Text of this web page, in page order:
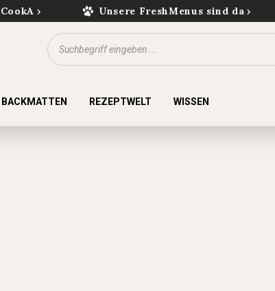
Unsere FreshMenus sind da
BACKMATTEN REZEPTWELT WISSEN